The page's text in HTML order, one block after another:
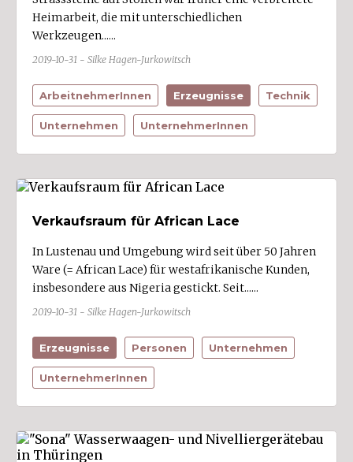
Heimarbeit, die mit unterschiedlichen
Werkzeugen......
2019-10-31 - Silke Hagen-Jurkowitsch
ArbeitnehmerInnen Erzeugnisse Technik
Unternehmen UnternehmerInnen
Verkaufsraum für African Lace
In Lustenau und Umgebung wird seit über 50 Jahren
Ware (= African Lace) für westafrikanische Kunden,
insbesondere aus Nigeria gestickt. Seit......
2019-10-31 - Silke Hagen-Jurkowitsch
Erzeugnisse Personen Unternehmen
UnternehmerInnen